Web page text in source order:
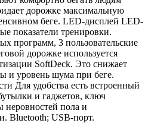
дорожке максимальную
беге. LED-дисплей LED-
показатели тренировки.
программ, 3 пользовательские
дорожке используется
SoftDeck. Это снижает
и уровень шума при беге.
Для удобства есть встроенный
и гаджетов, ключ
неровностей пола и
Bluetooth; USB-порт.